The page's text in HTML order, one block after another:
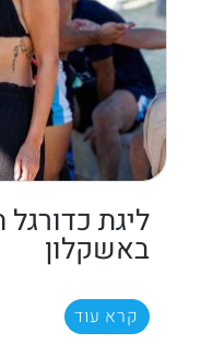
ליגת
באשקלון
קרא עוד